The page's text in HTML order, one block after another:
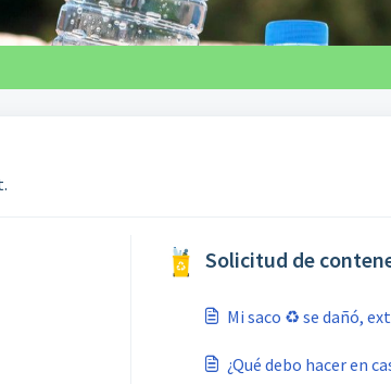
Solicitud de
Mi saco ♻️ se dañó,
¿Qué debo hacer en